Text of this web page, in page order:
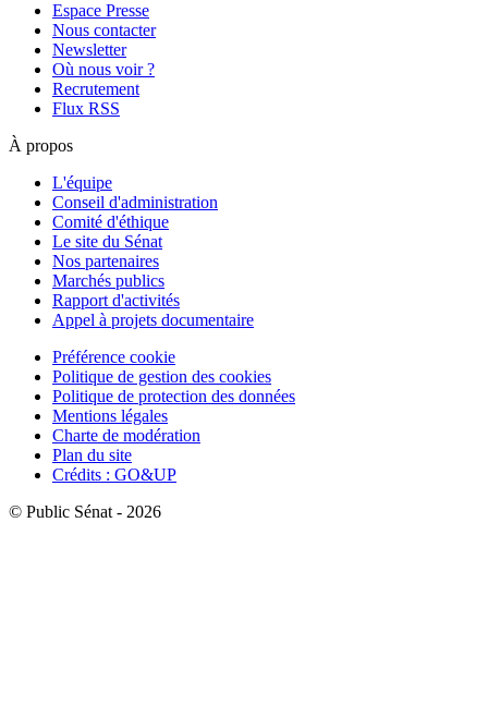
Espace Presse
Nous contacter
Newsletter
Où nous voir ?
Recrutement
Flux RSS
À propos
L'équipe
Conseil d'administration
Comité d'éthique
Le site du Sénat
Nos partenaires
Marchés publics
Rapport d'activités
Appel à projets documentaire
Préférence cookie
Politique de gestion des cookies
Politique de protection des données
Mentions légales
Charte de modération
Plan du site
Crédits : GO&UP
© Public Sénat - 2026